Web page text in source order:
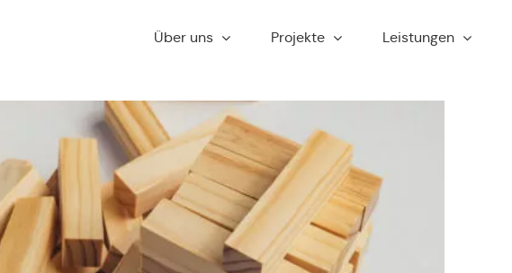
Über uns Pro­jek­te Leis­tun­gen